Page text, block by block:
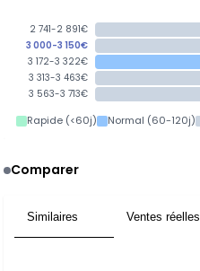
2 741-2 891€
3 000-3 150€
3 172-3 322€
3 313-3 463€
3 563-3 713€
Rapide (<60j) Normal (60-120j)
Comparer
Similaires Ventes réelles